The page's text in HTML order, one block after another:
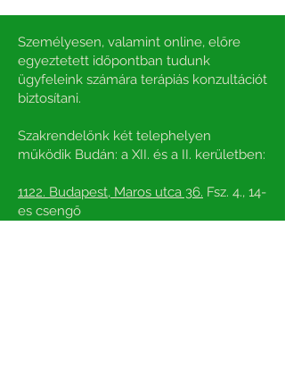
Személyesen, valamint online, előre
egyeztetett időpontban tudunk
ügyfeleink számára terápiás konzultációt
biztosítani.
Szakrendelőnk két telephelyen
működik Budán: a XII. és a II. kerületben:
1122. Budapest, Maros utca 36. Fsz. 4., 14-
es csengő